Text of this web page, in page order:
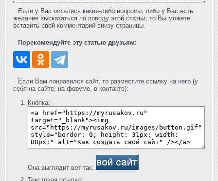
Если у Вас остались какие-либо вопросы, либо у Вас есть
желание высказаться по поводу этой статьи, то Вы можете
оставить свой комментарий внизу страницы.
Порекомендуйте эту статью друзьям:
Если Вам понравился сайт, то разместите ссылку на него (у
себя на сайте, на форуме, в контакте):
Кнопка:
Она выглядит вот так: